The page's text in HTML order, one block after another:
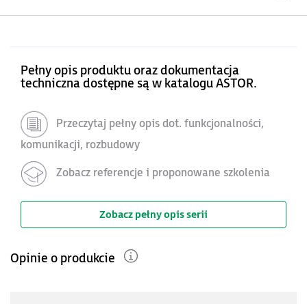
Pełny opis produktu oraz dokumentacja
techniczna dostępne są w katalogu ASTOR.
Przeczytaj pełny opis dot. funkcjonalności,
komunikacji, rozbudowy
Zobacz referencje i proponowane szkolenia
Zobacz pełny opis serii
Opinie o produkcie